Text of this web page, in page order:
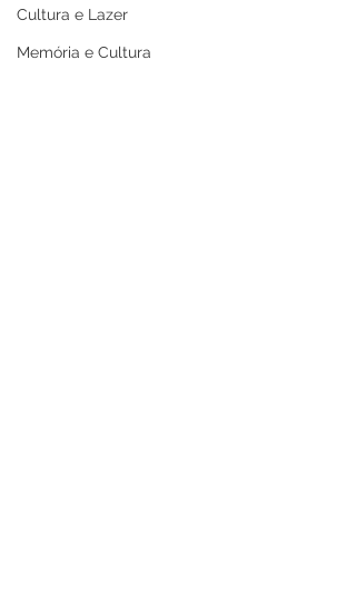
Cultura e Lazer
Memória e Cultura